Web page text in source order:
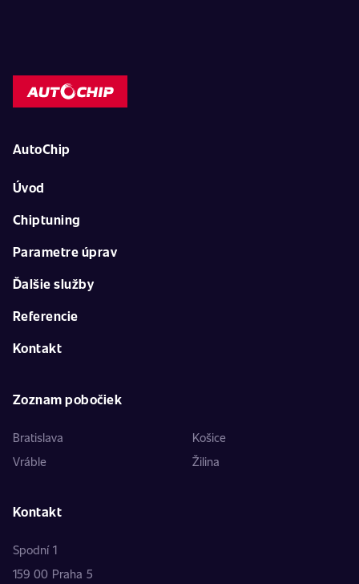
AutoChip
Úvod
Chiptuning
Parametre úprav
Ďalšie služby
Referencie
Kontakt
Zoznam pobočiek
Bratislava
Košice
Vráble
Žilina
Kontakt
Spodní 1
159 00 Praha 5